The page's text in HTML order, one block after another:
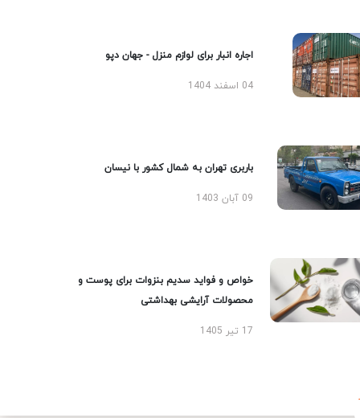
اجاره انبار برای لوازم منزل - جهان دپو
04 اسفند 1404
باربری تهران به شمال کشور با نیسان
09 آبان 1403
خواص و فواید سدیم بنزوات برای پوست و
محصولات آرایشی بهداشتی
17 تیر 1405